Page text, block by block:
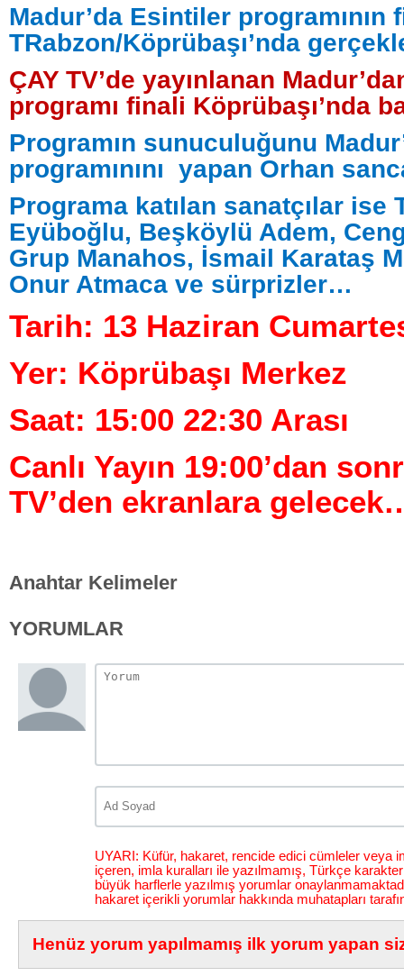
Madur’da Esintiler programının
TRabzon/Köprübaşı’nda
ÇAY TV’de yayınlanan
programı finali Köprübaşı’nda
Programın sunuculuğunu
programınını yapan Orhan
Programa katılan sanatçılar ise
Eyüboğlu, Beşköylü Adem,
Grup Manahos, İsmail Karataş
Onur Atmaca ve sürprizler…
Tarih: 13 Haziran
Yer: Köprübaşı Merkez
Saat: 15:00 22:30 Arası
Canlı Yayın 19:00’dan
TV’den ekranlara
Anahtar Kelimeler
YORUMLAR
UYARI: Küfür, hakaret, rencide edici cümleler veya
içeren, imla kuralları ile yazılmamış, Türkçe
büyük harflerle yazılmış yorumlar
hakaret içerikli yorumlar hakkında muhatapları
Henüz yorum yapılmamış ilk yorum yapan